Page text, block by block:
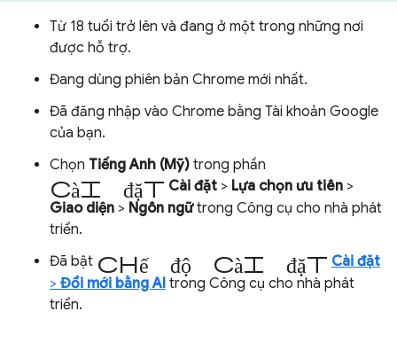
Từ 18 tuổi trở lên và đang ở một trong những nơi
được hỗ trợ.
Đang dùng phiên bản Chrome mới nhất.
Đã đăng nhập vào Chrome bằng Tài khoản Google
của bạn.
Chọn Tiếng Anh (Mỹ) trong phần
cài đặt Cài đặt > Lựa chọn ưu tiên >
Giao diện > Ngôn ngữtrong Công cụ cho nhà phát
triển.
Đã bật chế độ cài đặt Cài đặt
> Đổi mới bằng AI trong Công cụ cho nhà phát
triển.